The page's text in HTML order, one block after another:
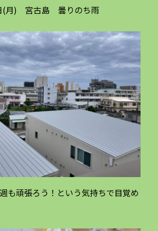
(月) 宮古島 曇りのち雨
も頑張ろう！という気持ちで目覚め